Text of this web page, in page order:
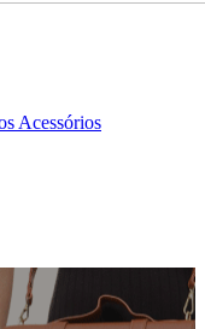
Acessórios